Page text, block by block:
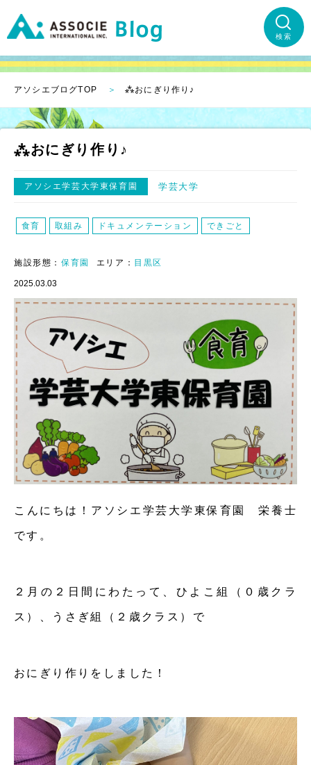
検索
アソシエブログTOP ⁂おにぎり作り♪
⁂おにぎり作り♪
アソシエ学芸大学東保育園 学芸大学
食育 取組み ドキュメンテーション できごと
施設形態： 保育園 エリア： 目黒区
2025.03.03
こんにちは！アソシエ学芸大学東保育園 栄養士
です。
２月の２日間にわたって、ひよこ組（０歳クラ
ス）、うさぎ組（２歳クラス）で
おにぎり作りをしました！